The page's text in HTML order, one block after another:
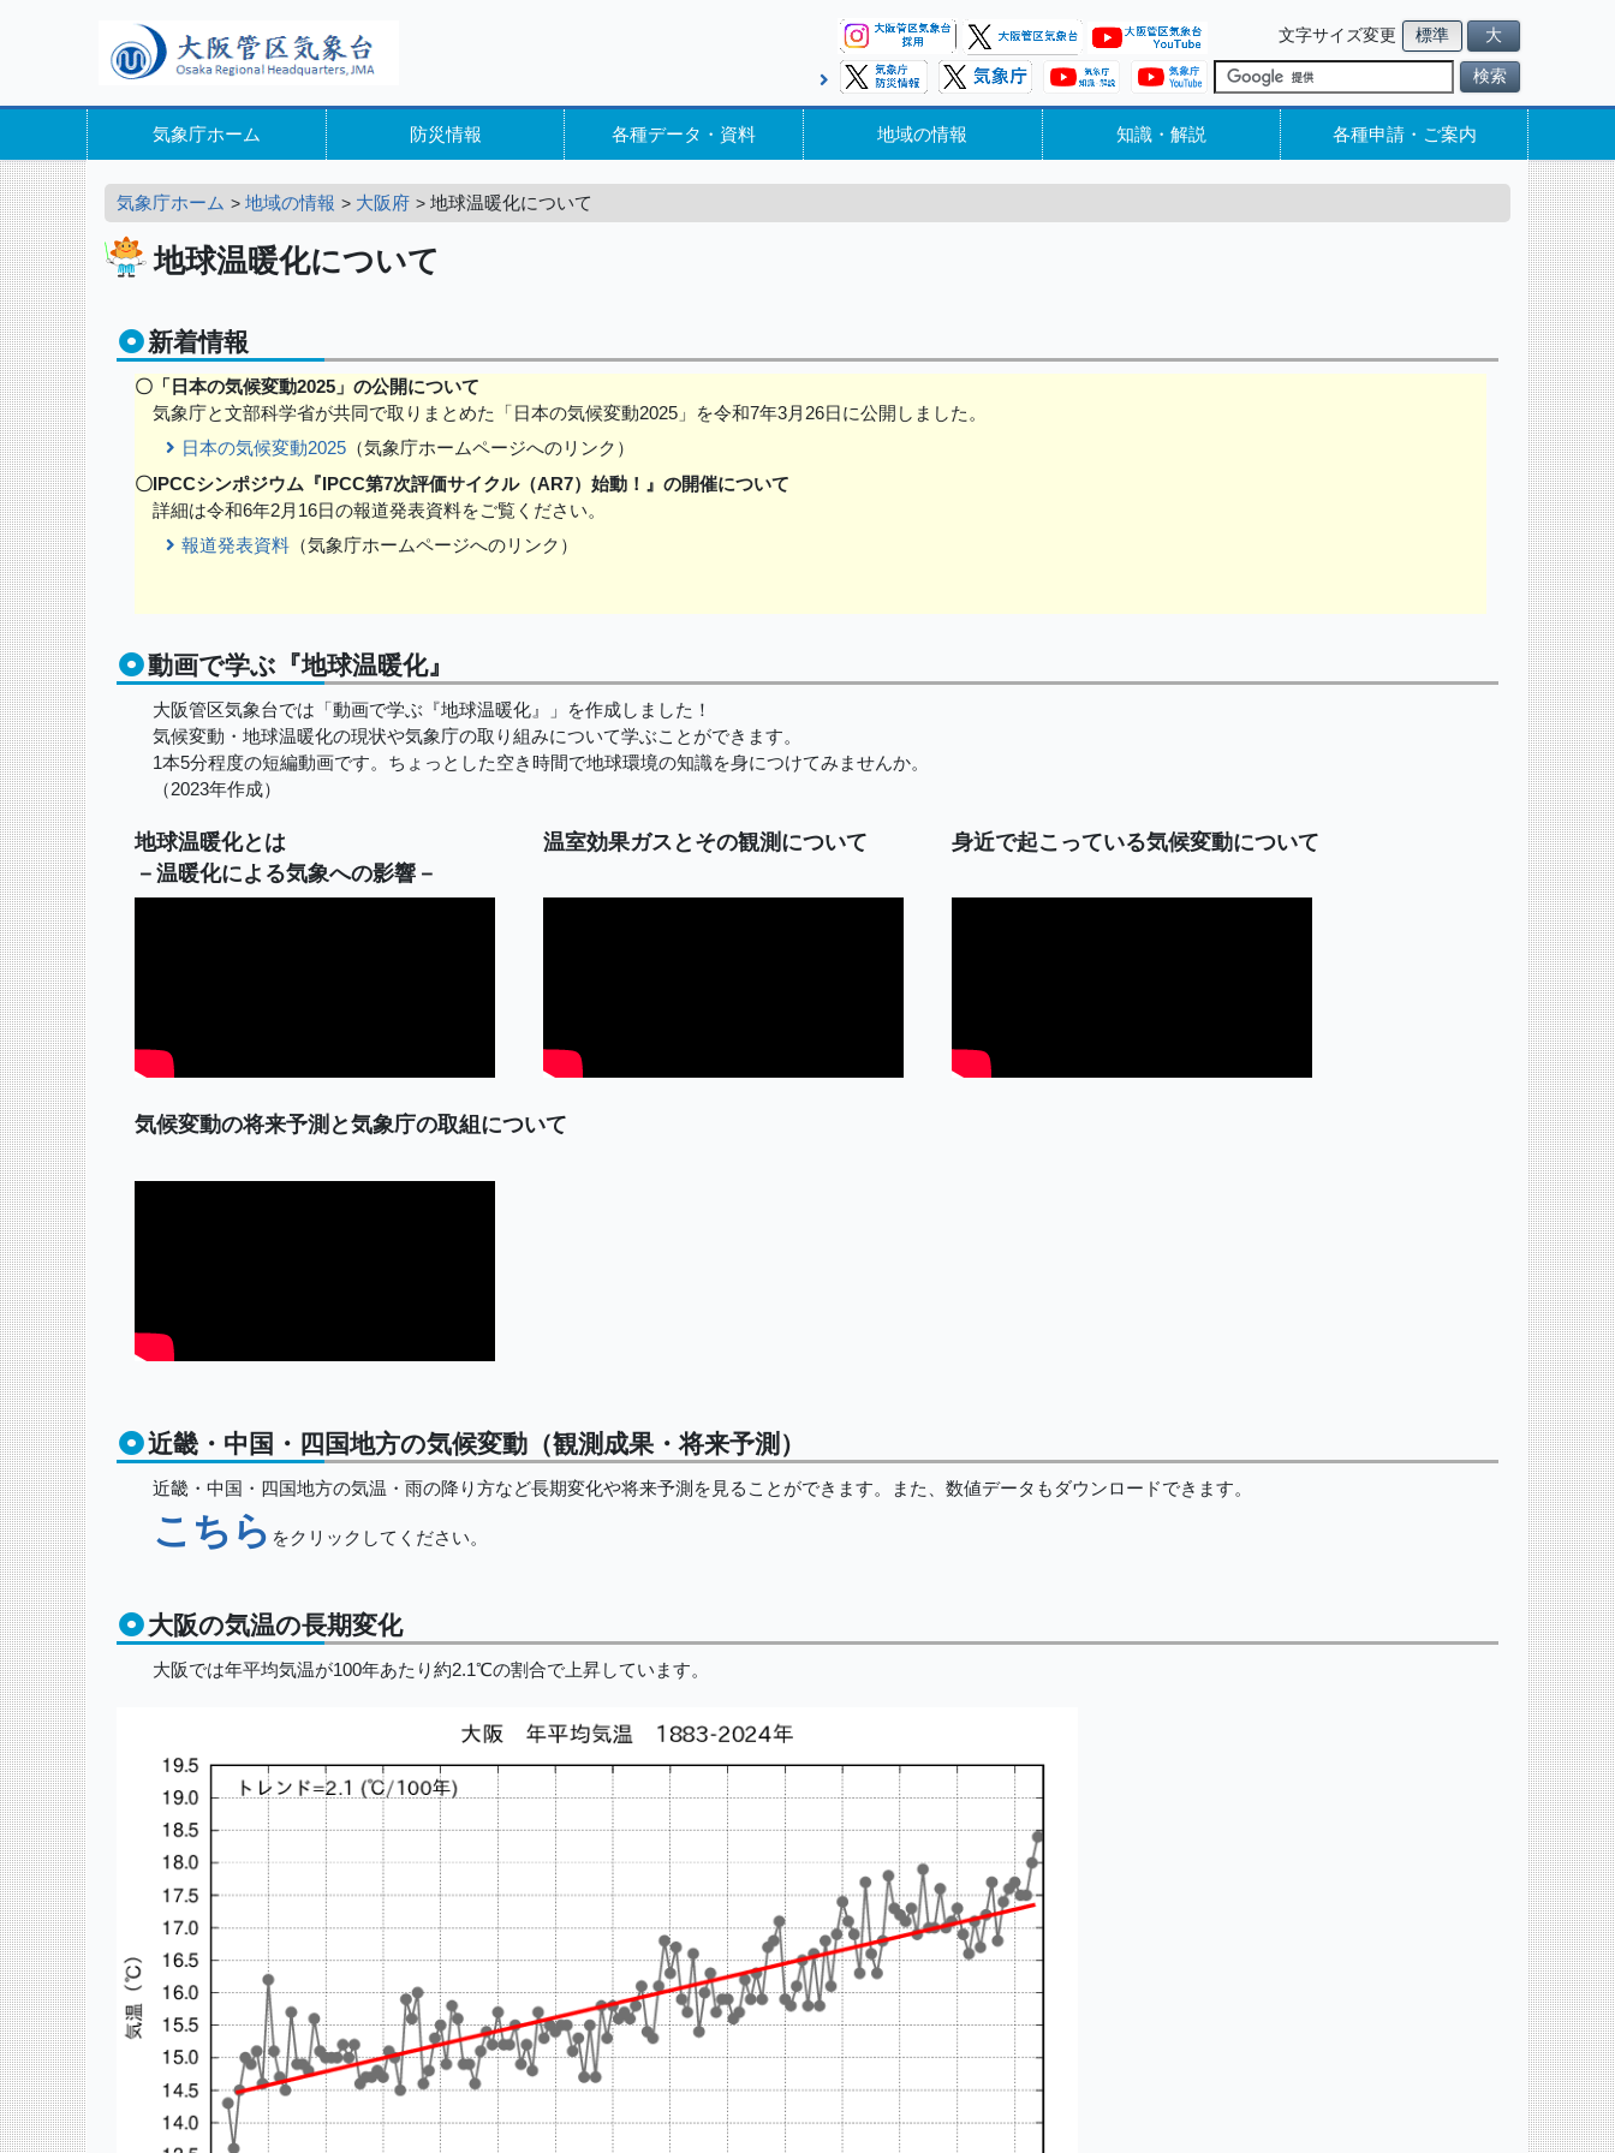
文字サイズ変更 標準 大
検索
気象庁ホーム 防災情報 各種データ・資料 地域の情報 知識・解説 各種申請・ご案内
気象庁ホーム 地域の情報 大阪府 地球温暖化について
地球温暖化について
新着情報
〇「日本の気候変動2025」の公開について
気象庁と文部科学省が共同で取りまとめた「日本の気候変動2025」を令和7年3月26日に公開しました。
日本の気候変動2025 （気象庁ホームページへのリンク）
〇IPCCシンポジウム『IPCC第7次評価サイクル（AR7）始動！』の開催について
詳細は令和6年2月16日の報道発表資料をご覧ください。
報道発表資料 （気象庁ホームページへのリンク）
動画で学ぶ『地球温暖化』
大阪管区気象台では「動画で学ぶ『地球温暖化』」を作成しました！
気候変動・地球温暖化の現状や気象庁の取り組みについて学ぶことができます。
1本5分程度の短編動画です。ちょっとした空き時間で地球環境の知識を身につけてみませんか。
（2023年作成）
地球温暖化とは
－温暖化による気象への影響－
温室効果ガスとその観測について 身近で起こっている気候変動について
気候変動の将来予測と気象庁の取組について
近畿・中国・四国地方の気候変動（観測成果・将来予測）
近畿・中国・四国地方の気温・雨の降り方など長期変化や将来予測を見ることができます。また、数値データもダウンロードできます。
こちら をクリックしてください。
大阪の気温の長期変化
大阪では年平均気温が100年あたり約2.1℃の割合で上昇しています。